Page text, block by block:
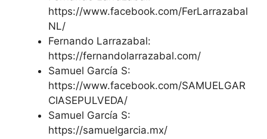
https://www.facebook.com/FerLarrazabal
NL/
Fernando Larrazabal:
https://fernandolarrazabal.com/
Samuel García S:
https://www.facebook.com/SAMUELGAR
CIASEPULVEDA/
Samuel García S:
https://samuelgarcia.mx/